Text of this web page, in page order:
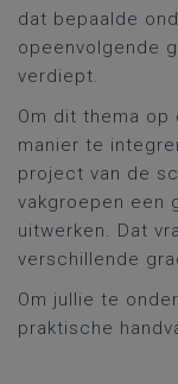
dat bepaalde
opeenvolgende
verdiept.
Om dit thema
manier te
project van de
vakgroepen een
uitwerken. Dat
verschillende
Om jullie te
praktische